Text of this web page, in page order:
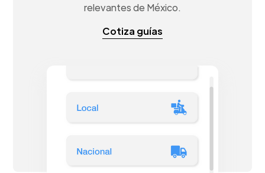
relevantes de México.
Cotiza guías